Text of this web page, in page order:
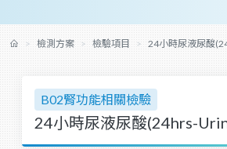
檢測方案 檢驗項目 24小時尿液尿酸
24小時尿液尿酸(24hrs-
B02腎功能相關檢驗